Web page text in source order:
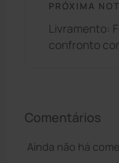
PRÓXIMA
Livramento:
confronto
Comentários
Ainda não há